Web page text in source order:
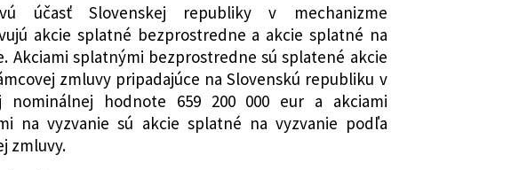
účasť Slovenskej republiky v mechanizme
akcie splatné bezprostredne a akcie splatné na
Akciami splatnými bezprostredne sú splatené akcie
zmluvy pripadajúce na Slovenskú republiku v
nominálnej hodnote 659 200 000 eur a akciami
na vyzvanie sú akcie splatné na vyzvanie podľa
zmluvy.